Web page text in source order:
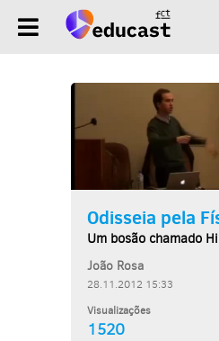
Odisseia pela
Um bosão chamado
João Rosa
28.11.2012 15:33
Visualizações
1520